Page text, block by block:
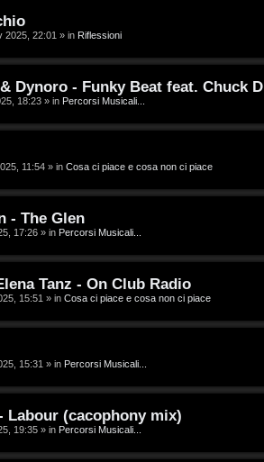
2025, 22:01 » in Riflessioni
Dynoro - Funky Beat feat. Chuck D
18:23 » in Percorsi Musicali...
11:54 » in Cosa ci piace e cosa non ci piace
- The Glen
17:26 » in Percorsi Musicali...
Tanz - On Club Radio
15:51 » in Cosa ci piace e cosa non ci piace
15:31 » in Percorsi Musicali...
Labour (cacophony mix)
19:35 » in Percorsi Musicali...